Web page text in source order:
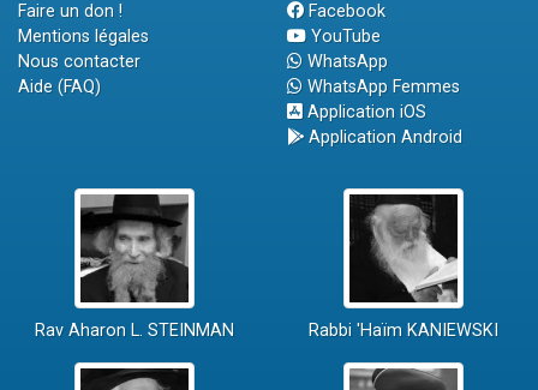
Faire un don !
Mentions légales
Nous contacter
Aide (FAQ)
Facebook
YouTube
WhatsApp
WhatsApp Femmes
Application iOS
Application Android
Rav Aharon L. STEINMAN Rabbi 'Haïm KANIEWSKI